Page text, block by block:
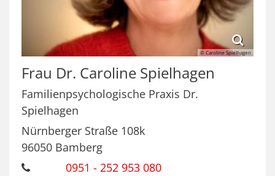
© Caroline Spielhagen
Frau Dr. Caroline Spielhagen
Familienpsychologische Praxis Dr.
Spielhagen
Nürnberger Straße 108k
96050 Bamberg
0951 - 252 953 080